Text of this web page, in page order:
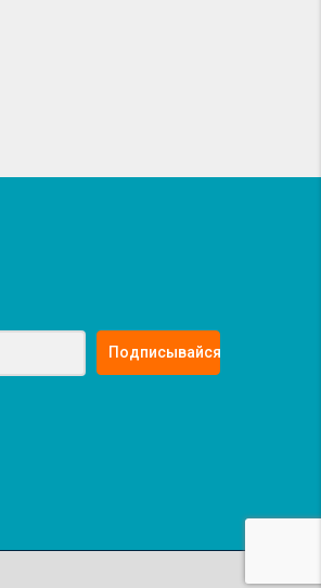
Подписывайся